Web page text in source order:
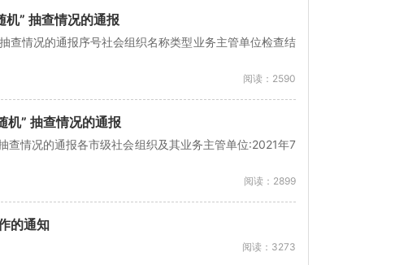
” 抽查情况的通报
查情况的通报序号社会组织名称类型业务主管单位检查结
阅读：2590
机” 抽查情况的通报
查情况的通报各市级社会组织及其业务主管单位:2021年7
阅读：2899
的通知
阅读：3273